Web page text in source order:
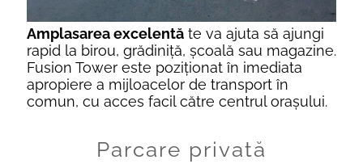
Amplasarea excelentă te va ajuta să ajungi
rapid la birou, grădiniţă, școală sau magazine.
Fusion Tower este poziţionat în imediata
apropiere a mijloacelor de transport în
comun, cu acces facil către centrul oraşului.
Parcare privată